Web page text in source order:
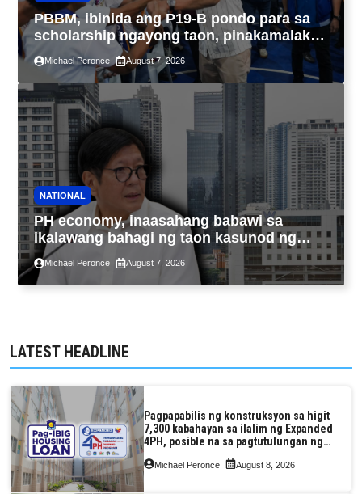
PBBM, ibinida ang P19-B pondo para sa
scholarship ngayong taon, pinakamalaki
sa kasaysayan ng TESDA
Michael Peronce August 7, 2026
NATIONAL
PH economy, inaasahang babawi sa
ikalawang bahagi ng taon kasunod ng
2.3% GDP dulot ng Middle East war,
pagkaantala ng public construction
Michael Peronce August 7, 2026
LATEST HEADLINE
Pagpapabilis ng konstruksyon sa higit
7,300 kabahayan sa ilalim ng Expanded
4PH, posible na sa pagtutulungan ng
Pag-IBIG at P.A. Alvarez
Michael Peronce August 8, 2026